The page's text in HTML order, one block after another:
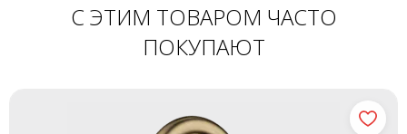
С ЭТИМ ТОВАРОМ ЧАСТО
ПОКУПАЮТ